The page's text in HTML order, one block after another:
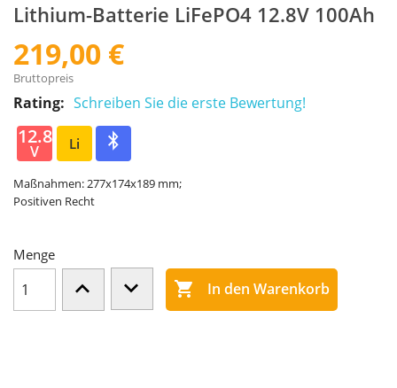
Lithium-Batterie LiFePO4 12.8V 100Ah
219,00 €
Bruttopreis
Rating: Schreiben Sie die erste Bewertung!
12.8
V Li
Maßnahmen: 277x174x189 mm;
Positiven Recht
Menge
 In den Warenkorb